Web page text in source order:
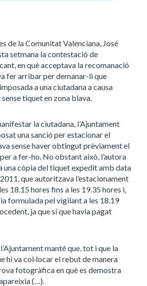
de la Comunitat Valenciana, José
setmana la contestació de
en què acceptava la recomanació
fer arribar per demanar-li que
a una ciutadana a causa
tiquet en zona blava.
la ciutadana, l’Ajuntament
una sanció per estacionar el
sense haver obtingut prèviament el
a fer-ho. No obstant això, l’autora
una còpia del tiquet expedit amb data
que autoritzava l’estacionament
18.15 hores fins a les 19.35 hores i,
formulada pel vigilant a les 18.19
ja que sí que havia pagat
manté que, tot i que la
hi va col·locar el rebut de manera
fotogràfica en què es demostra
(…).